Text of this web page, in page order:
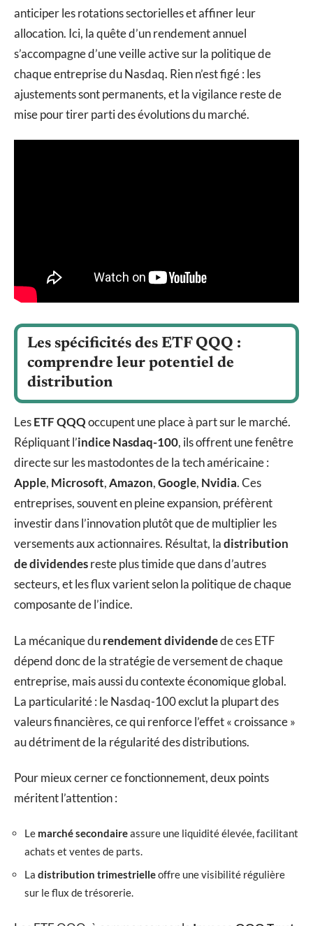
anticiper les rotations sectorielles et affiner leur
allocation. Ici, la quête d’un rendement annuel
s’accompagne d’une veille active sur la politique de
chaque entreprise du Nasdaq. Rien n’est figé : les
ajustements sont permanents, et la vigilance reste de
mise pour tirer parti des évolutions du marché.
Les spécificités des ETF QQQ :
comprendre leur potentiel de
distribution
LesETF QQQoccupent une place à part sur le marché.
Répliquant l’indice Nasdaq-100, ils offrent une fenêtre
directe sur les mastodontes de la tech américaine :
Apple, Microsoft,Amazon,Google, Nvidia. Ces
entreprises, souvent en pleine expansion, préfèrent
investir dans l’innovation plutôt que de multiplier les
versements aux actionnaires. Résultat, ladistribution
de dividendesreste plus timide que dans d’autres
secteurs, et les flux varient selon la politique de chaque
composante de l’indice.
La mécanique durendement dividendede ces ETF
dépend donc de la stratégie de versement de chaque
entreprise, mais aussi du contexte économique global.
La particularité : le Nasdaq-100 exclut la plupart des
valeurs financières, ce qui renforce l’effet « croissance »
au détriment de la régularité des distributions.
Pour mieux cerner ce fonctionnement, deux points
méritent l’attention :
Le marché secondaireassure une liquidité élevée, facilitant
achats et ventes de parts.
La distribution trimestrielleoffre une visibilité régulière
sur le flux de trésorerie.